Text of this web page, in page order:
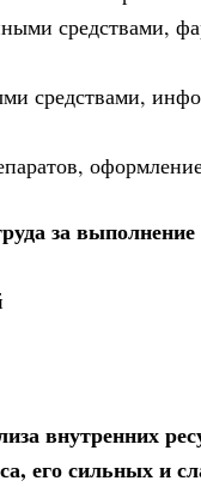
средствами,
средствами,
за выполнение
внутренних
его сильных и